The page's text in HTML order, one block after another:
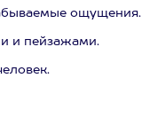
ощущения.
и пейзажами.